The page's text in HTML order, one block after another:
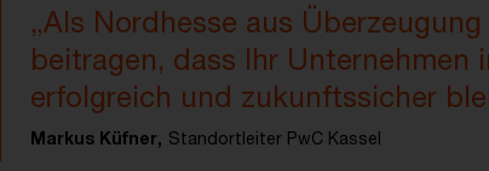
„Als Nordhesse aus
beitragen, dass Ihr Unternehmen
erfolgreich und zukunftssicher
Markus Küfner, Standortleiter PwC Kassel